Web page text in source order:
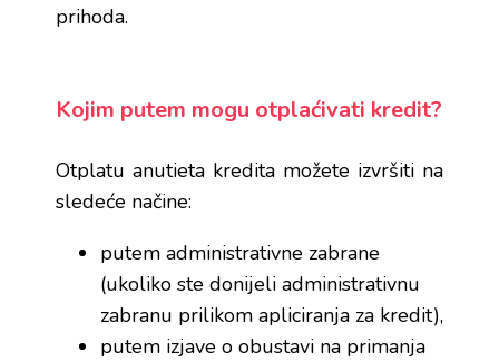
prihoda.
Kojim putem mogu otplaćivati kredit?
Otplatu anutieta kredita možete izvršiti na
sledeće načine:
putem administrativne zabrane
(ukoliko ste donijeli administrativnu
zabranu prilikom apliciranja za kredit),
putem izjave o obustavi na primanja